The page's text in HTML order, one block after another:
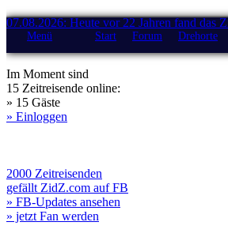
07.08.2026: Heute vor 22 Jahren fand das
Menü Start Forum Drehorte
Im Moment sind
15 Zeitreisende online:
» 15 Gäste
» Einloggen
2000 Zeitreisenden
gefällt ZidZ.com auf FB
» FB-Updates ansehen
» jetzt Fan werden